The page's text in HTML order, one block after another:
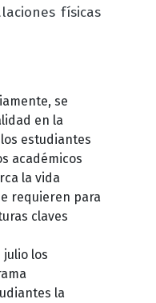
físicas
se
en la
estudiantes
académicos
la vida
requieren para
claves
julio los
la